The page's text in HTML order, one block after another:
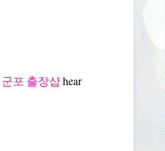
군포 출장샵hear